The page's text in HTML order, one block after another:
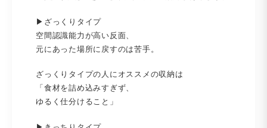
▶ざっくりタイプ
空間認識能力が高い反面、
元にあった場所に戻すのは苦手。
ざっくりタイプの人にオススメの収納は
「食材を詰め込みすぎず、
ゆるく仕分けること」